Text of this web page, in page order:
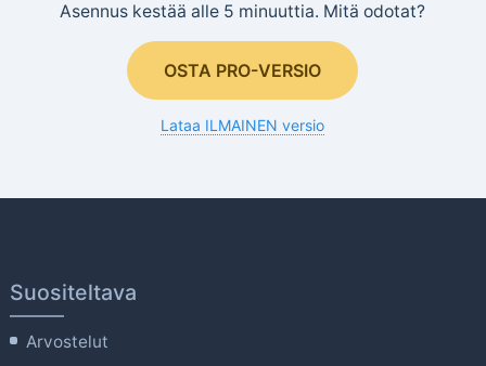
Asennus kestää alle 5 minuuttia. Mitä odotat?
OSTA PRO-VERSIO
Lataa ILMAINEN versio
Suositeltava
Arvostelut